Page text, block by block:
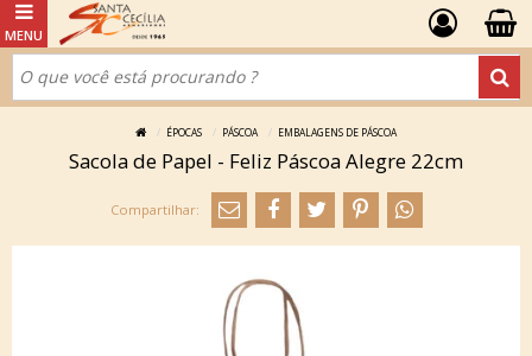
ÉPOCAS PÁSCOA EMBALAGENS DE PÁSCOA
Sacola de Papel - Feliz Páscoa Alegre 22cm